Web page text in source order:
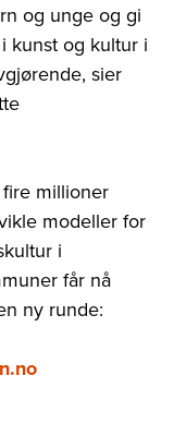
og unge og gi
kunst og kultur i
sier
millioner
modeller for
i
får nå
ny runde: